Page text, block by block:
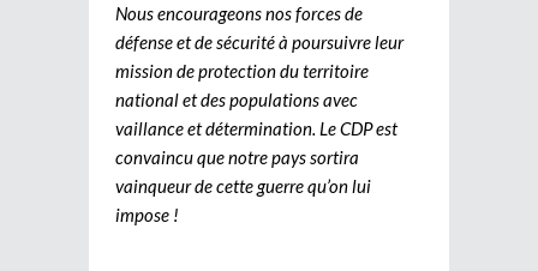
Nous encourageons nos forces de
défense et de sécurité à poursuivre leur
mission de protection du territoire
national et des populations avec
vaillance et détermination. Le CDP est
convaincu que notre pays sortira
vainqueur de cette guerre qu’on lui
impose !